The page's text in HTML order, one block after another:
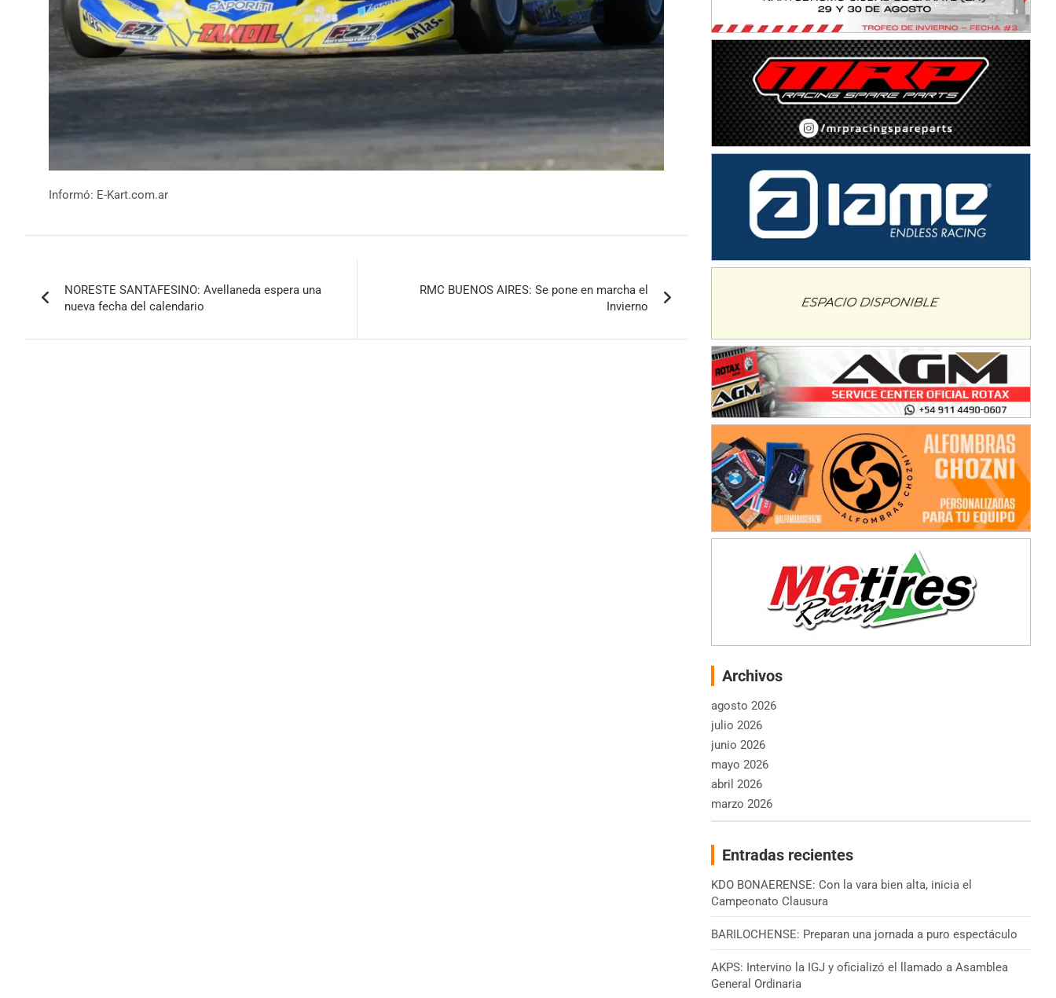
Informó: E-Kart.com.ar
de
entradas
NORESTE SANTAFESINO: Avellaneda espera una
nueva fecha del calendario
RMC BUENOS AIRES: Se pone en marcha el
Invierno
Archivos
agosto 2026
julio 2026
junio 2026
mayo 2026
abril 2026
marzo 2026
Entradas recientes
KDO BONAERENSE: Con la vara bien alta, inicia el
Campeonato Clausura
BARILOCHENSE: Preparan una jornada a puro espectáculo
AKPS: Intervino la IGJ y oficializó el llamado a Asamblea
General Ordinaria